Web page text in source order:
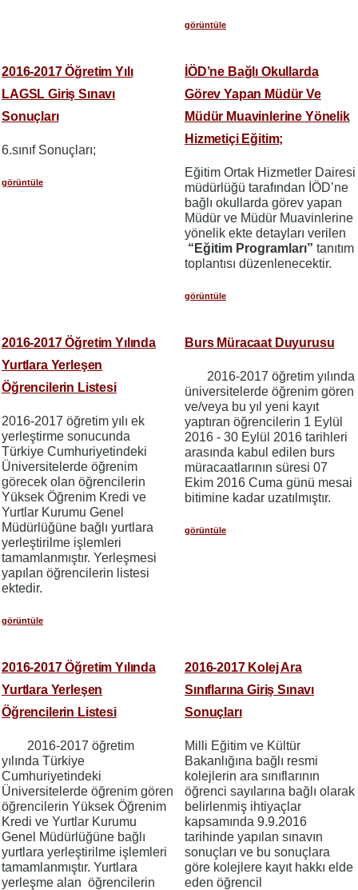
görüntüle
2016-2017 Öğretim Yılı
LAGSL Giriş Sınavı
Sonuçları
6.sınıf Sonuçları;
görüntüle
İÖD’ne Bağlı Okullarda
Görev Yapan Müdür Ve
Müdür Muavinlerine Yönelik
Hizmetiçi Eğitim;
Eğitim Ortak Hizmetler Dairesi
müdürlüğü tarafından İÖD’ne
bağlı okullarda görev yapan
Müdür ve Müdür Muavinlerine
yönelik ekte detayları verilen
“Eğitim Programları” tanıtım
toplantısı düzenlenecektir.
görüntüle
2016-2017 Öğretim Yılında
Yurtlara Yerleşen
Öğrencilerin Listesi
2016-2017 öğretim yılı ek
yerleştirme sonucunda
Türkiye Cumhuriyetindeki
Üniversitelerde öğrenim
görecek olan öğrencilerin
Yüksek Öğrenim Kredi ve
Yurtlar Kurumu Genel
Müdürlüğüne bağlı yurtlara
yerleştirilme işlemleri
tamamlanmıştır. Yerleşmesi
yapılan öğrencilerin listesi
ektedir.
görüntüle
Burs Müracaat Duyurusu
2016-2017 öğretim yılında
üniversitelerde öğrenim gören
ve/veya bu yıl yeni kayıt
yaptıran öğrencilerin 1 Eylül
2016 - 30 Eylül 2016 tarihleri
arasında kabul edilen burs
müracaatlarının süresi 07
Ekim 2016 Cuma günü mesai
bitimine kadar uzatılmıştır.
görüntüle
2016-2017 Öğretim Yılında
Yurtlara Yerleşen
Öğrencilerin Listesi
2016-2017 öğretim
yılında Türkiye
Cumhuriyetindeki
Üniversitelerde öğrenim gören
öğrencilerin Yüksek Öğrenim
Kredi ve Yurtlar Kurumu
Genel Müdürlüğüne bağlı
yurtlara yerleştirilme işlemleri
tamamlanmıştır. Yurtlara
yerleşme alan öğrencilerin
2016-2017 Kolej Ara
Sınıflarına Giriş Sınavı
Sonuçları
Milli Eğitim ve Kültür
Bakanlığına bağlı resmi
kolejlerin ara sınıflarının
öğrenci sayılarına bağlı olarak
belirlenmiş ihtiyaçlar
kapsamında 9.9.2016
tarihinde yapılan sınavın
sonuçları ve bu sonuçlara
göre kolejlere kayıt hakkı elde
eden öğrencil